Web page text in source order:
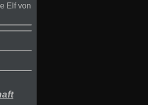
Elf von